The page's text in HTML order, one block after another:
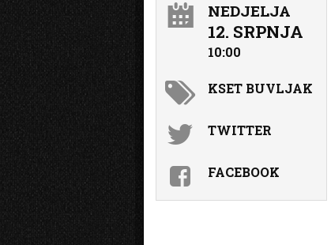
NEDJELJA
12. SRPNJA
10:00
KSET BUVLJAK
TWITTER
FACEBOOK